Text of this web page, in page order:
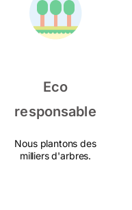
Eco
responsable
Nous plantons des
milliers d'arbres.